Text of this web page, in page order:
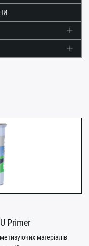
Primer
матеріалів